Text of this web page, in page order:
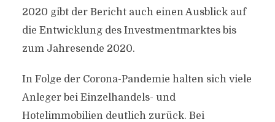
2020 gibt der Bericht auch einen Ausblick auf
die Entwicklung des Investmentmarktes bis
zum Jahresende 2020.
In Folge der Corona-Pandemie halten sich viele
Anleger bei Einzelhandels- und
Hotelimmobilien deutlich zurück. Bei